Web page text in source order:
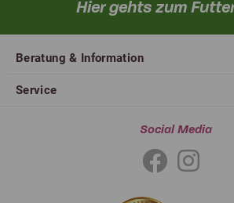
Hier gehts zum
Beratung & Information
Service
Social Media